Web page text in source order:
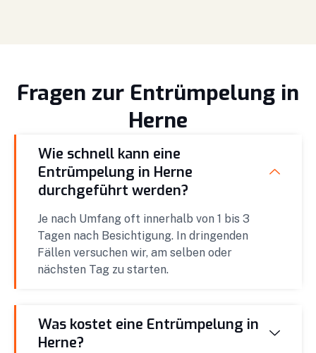
Fragen zur Entrümpelung in
Herne
Wie schnell kann eine
Entrümpelung in Herne
durchgeführt werden?
Je nach Umfang oft innerhalb von 1 bis 3
Tagen nach Besichtigung. In dringenden
Fällen versuchen wir, am selben oder
nächsten Tag zu starten.
Was kostet eine Entrümpelung in
Herne?